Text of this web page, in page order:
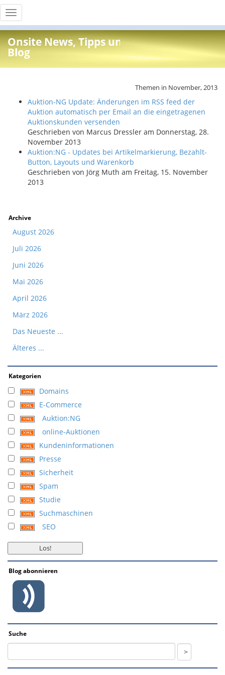
Toggle
navigation
Onsite News, Tipps und Info
Blog
Themen in November, 2013
Auktion-NG Update: Änderungen im RSS feed der
Auktion automatisch per Email an die eingetragenen
Auktionskunden versenden
Geschrieben von Marcus Dressler am Donnerstag, 28.
November 2013
Auktion:NG - Updates bei Artikelmarkierung, Bezahlt-
Button, Layouts und Warenkorb
Geschrieben von Jörg Muth am Freitag, 15. November
2013
Archive
August 2026
Juli 2026
Juni 2026
Mai 2026
April 2026
März 2026
Das Neueste ...
Älteres ...
Kategorien
Domains
E-Commerce
Auktion:NG
online-Auktionen
Kundeninformationen
Presse
Sicherheit
Spam
Studie
Suchmaschinen
SEO
Blog abonnieren
Suche